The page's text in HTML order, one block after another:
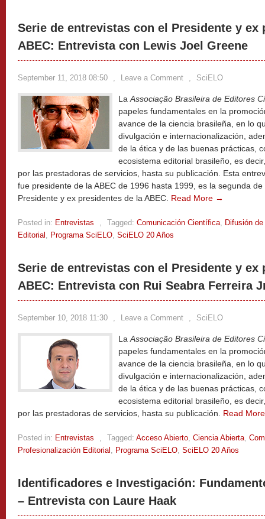
Serie de entrevistas con el Presidente y ex
ABEC: Entrevista con Lewis Joel Greene
September 11, 2018 08:50 , Leave a Comment , SciELO
La Associação Brasileira de Editores
papeles fundamentales en la
avance de la ciencia brasileña, en lo
divulgación e internacionalización,
de la ética y de las buenas prácticas,
ecosistema editorial brasileño, es
por las prestadoras de servicios, hasta su publicación. Esta
fue presidente de la ABEC de 1996 hasta 1999, es la segunda
Presidente y ex presidentes de la ABEC. Read More →
Posted in: Entrevistas , Tagged: Comunicación Científica, Difusión
Editorial , Programa SciELO, SciELO 20 Años
Serie de entrevistas con el Presidente y ex
ABEC: Entrevista con Rui Seabra Ferreira
September 10, 2018 11:30 , Leave a Comment , SciELO
La Associação Brasileira de Editores
papeles fundamentales en la
avance de la ciencia brasileña, en lo
divulgación e internacionalización,
de la ética y de las buenas prácticas,
ecosistema editorial brasileño, es
por las prestadoras de servicios, hasta su publicación. Read
Posted in: Entrevistas , Tagged: Acceso Abierto, Ciencia Abierta,
Profesionalización Editorial , Programa SciELO, SciELO 20 Años
Identificadores e Investigación:
– Entrevista con Laure Haak